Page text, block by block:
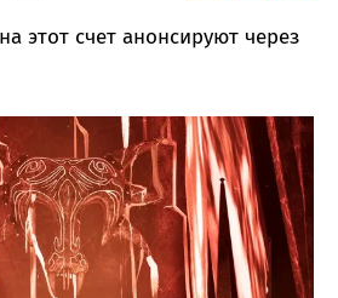
этот счет анонсируют через